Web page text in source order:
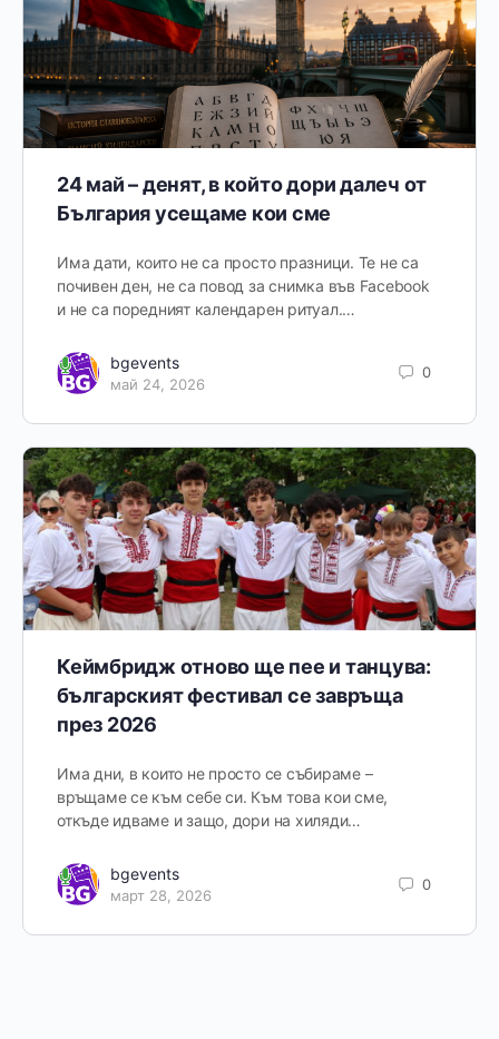
24 май – денят, в който дори далеч от
България усещаме кои сме
Има дати, които не са просто празници. Те не са
почивен ден, не са повод за снимка във Facebook
и не са поредният календарен ритуал.…
bgevents
май 24, 2026
0
Кеймбридж отново ще пее и танцува:
българският фестивал се завръща
през 2026
Има дни, в които не просто се събираме –
връщаме се към себе си. Към това кои сме,
откъде идваме и защо, дори на хиляди…
bgevents
март 28, 2026
0